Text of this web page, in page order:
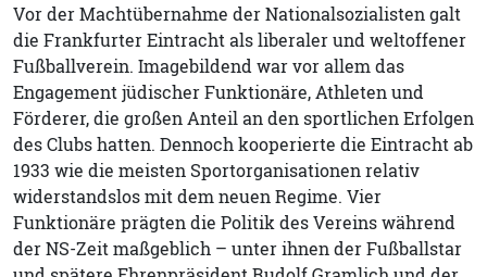
Vor der Machtübernahme der Nationalsozialisten galt
die Frankfurter Eintracht als liberaler und weltoffener
Fußballverein. Imagebildend war vor allem das
Engagement jüdischer Funktionäre, Athleten und
Förderer, die großen Anteil an den sportlichen Erfolgen
des Clubs hatten. Dennoch kooperierte die Eintracht ab
1933 wie die meisten Sportorganisationen relativ
widerstandslos mit dem neuen Regime. Vier
Funktionäre prägten die Politik des Vereins während
der NS-Zeit maßgeblich – unter ihnen der Fußballstar